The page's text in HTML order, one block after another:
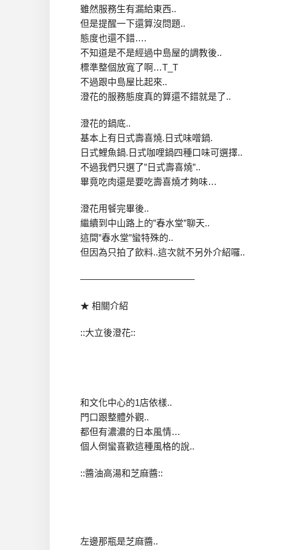
雖然服務生有漏給東西..
但是提醒一下還算沒問題..
態度也還不錯….
不知道是不是經過中島屋的調教後..
標準整個放寬了啊…T_T
不過跟中島屋比起來..
澄花的服務態度真的算還不錯就是了..
澄花的鍋底..
基本上有日式壽喜燒.日式味噌鍋.
日式鯉魚鍋.日式咖哩鍋四種口味可選擇..
不過我們只選了”日式壽喜燒”..
畢竟吃肉還是要吃壽喜燒才夠味…
澄花用餐完畢後..
繼續到中山路上的”春水堂”聊天..
這間”春水堂”蠻特殊的..
但因為只拍了飲料..這次就不另外介紹囉..
————————————–
★ 相關介紹
::大立後澄花::
和文化中心的1店依樣..
門口跟整體外觀..
都但有濃濃的日本風情…
個人倒蠻喜歡這種風格的說..
::醬油高湯和芝麻醬::
左邊那瓶是芝麻醬..